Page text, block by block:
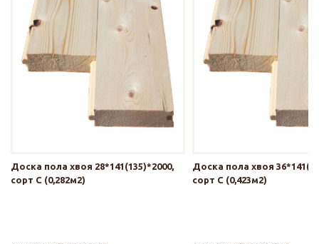
Доска пола хвоя 28*141(135)*2000,
сорт С (0,282м2)
Доска пола хвоя
сорт С (0,423м2)